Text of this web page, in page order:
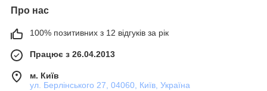
Про нас
100% позитивних з 12 відгуків за рік
Працює з 26.04.2013
м. Київ
ул. Берлінського 27, 04060, Київ, Україна